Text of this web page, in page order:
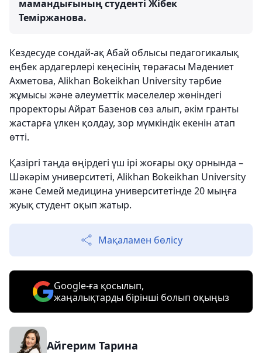
мамандығының студенті Жібек
Теміржанова.
Кездесуде сондай-ақ Абай облысы педагогикалық
еңбек ардагерлері кеңесінің төрағасы Мәдениет
Ахметова, Alikhan Bokeikhan University тәрбие
жұмысы және әлеуметтік мәселелер жөніндегі
проректоры Айрат Базенов сөз алып, әкім гранты
жастарға үлкен қолдау, зор мүмкіндік екенін атап
өтті.
Қазіргі таңда өңірдегі үш ірі жоғары оқу орнында –
Шәкәрім университеті, Alikhan Bokeikhan University
және Семей медицина университетінде 20 мыңға
жуық студент оқып жатыр.
Мақаламен бөлісу
Google-ға қосылып,
жаңалықтарды бірінші болып оқыңыз
Айгерим Тарина